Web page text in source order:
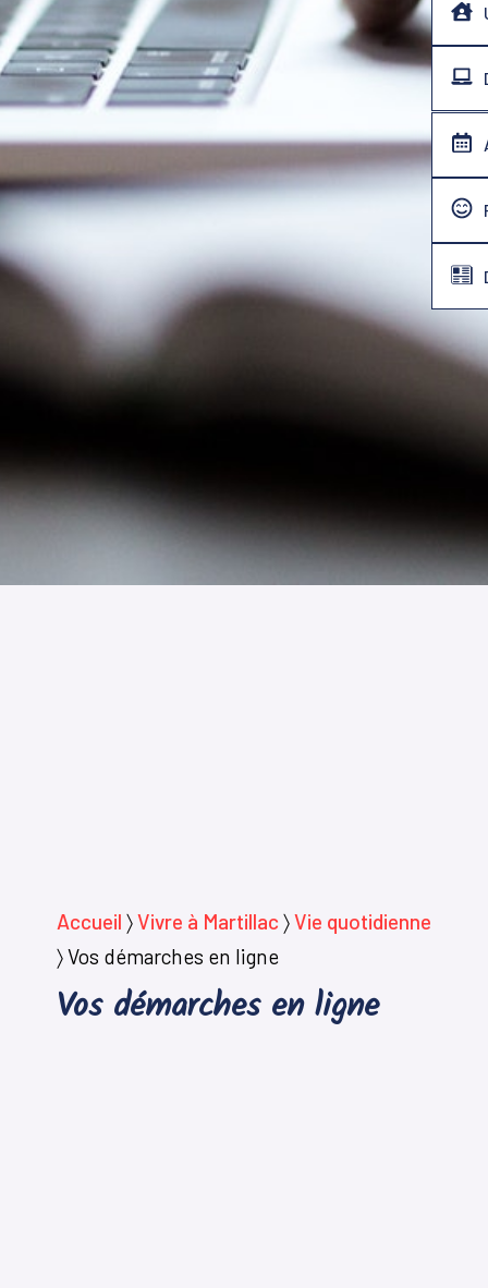
Accueil 〉Vivre à Martillac 〉Vie quotidienne
〉Vos démarches en ligne
Vos démarches en ligne